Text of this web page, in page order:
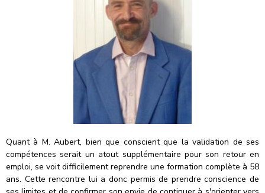
Quant à M. Aubert, bien que conscient que la validation de ses
compétences serait un atout supplémentaire pour son retour en
emploi, se voit difficilement reprendre une formation complète à 58
ans. Cette rencontre lui a donc permis de prendre conscience de